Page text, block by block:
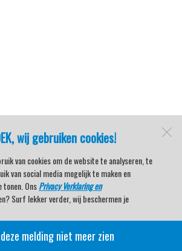
wij gebruiken cookies!
van cookies om de website te analyseren, te
van social media mogelijk te maken en
OnsPrivacy Verklaring en
Surf lekker verder, wij beschermen je
TV Beleving & Nieuws!
melding niet meer zien